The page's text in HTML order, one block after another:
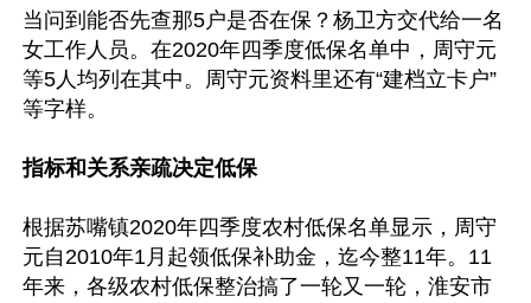
当问到能否先查那5户是否在保？杨卫方交代给一名
女工作人员。在2020年四季度低保名单中，周守元
等5人均列在其中。周守元资料里还有“建档立卡户”
等字样。
指标和关系亲疏决定低保
根据苏嘴镇2020年四季度农村低保名单显示，周守
元自2010年1月起领低保补助金，迄今整11年。11
年来，各级农村低保整治搞了一轮又一轮，淮安市